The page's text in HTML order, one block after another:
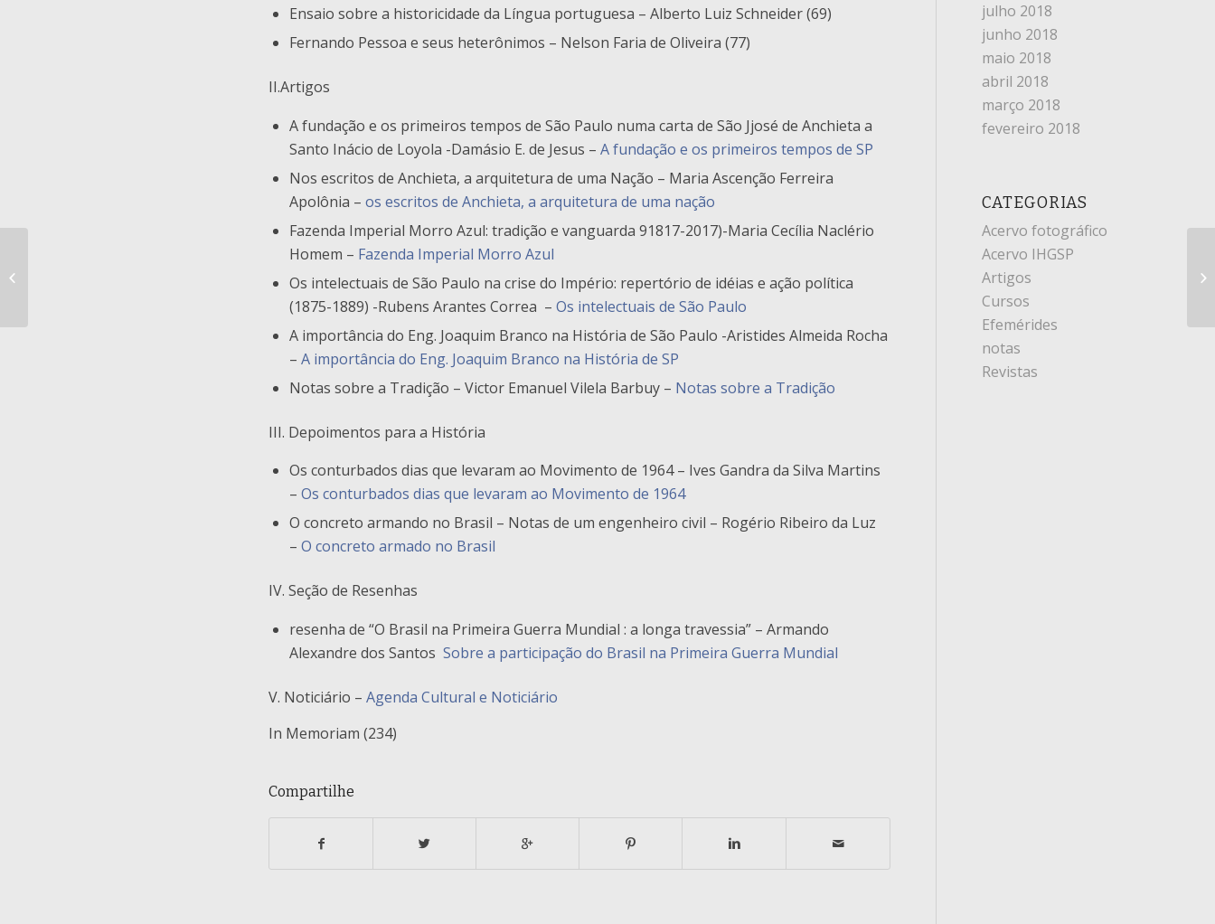
Ensaio sobre a historicidade da Língua portuguesa – Alberto Luiz Schneider (69)
Fernando Pessoa e seus heterônimos – Nelson Faria de Oliveira (77)
II.Artigos
A fundação e os primeiros tempos de São Paulo numa carta de São Jjosé de Anchieta a
Santo Inácio de Loyola -Damásio E. de Jesus – A fundação e os primeiros tempos de SP
Nos escritos de Anchieta, a arquitetura de uma Nação – Maria Ascenção Ferreira
Apolônia – os escritos de Anchieta, a arquitetura de uma nação
Fazenda Imperial Morro Azul: tradição e vanguarda 91817-2017)-Maria Cecília Naclério
Homem – Fazenda Imperial Morro Azul
Os intelectuais de São Paulo na crise do Império: repertório de idéias e ação política
(1875-1889) -Rubens Arantes Correa – Os intelectuais de São Paulo
A importância do Eng. Joaquim Branco na História de São Paulo -Aristides Almeida Rocha
– A importância do Eng. Joaquim Branco na História de SP
Notas sobre a Tradição – Victor Emanuel Vilela Barbuy – Notas sobre a Tradição
III. Depoimentos para a História
Os conturbados dias que levaram ao Movimento de 1964 – Ives Gandra da Silva Martins
– Os conturbados dias que levaram ao Movimento de 1964
O concreto armando no Brasil – Notas de um engenheiro civil – Rogério Ribeiro da Luz
– O concreto armado no Brasil
IV. Seção de Resenhas
resenha de “O Brasil na Primeira Guerra Mundial : a longa travessia” – Armando
Alexandre dos Santos Sobre a participação do Brasil na Primeira Guerra Mundial
V. Noticiário – Agenda Cultural e Noticiário
In Memoriam (234)
Compartilhe
julho 2018
junho 2018
maio 2018
abril 2018
março 2018
fevereiro 2018
CATEGORIAS
Acervo fotográfico
Acervo IHGSP
Artigos
Cursos
Efemérides
notas
Revistas